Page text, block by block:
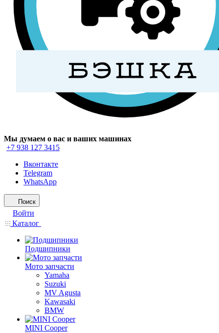
Мы думаем о вас и ваших машинах
+7 938 127 3415
Вконтакте
Telegram
WhatsApp
Поиск
Войти
Каталог
Подшипники
Мото запчасти
Yamaha
Suzuki
MV Agusta
Kawasaki
BMW
MINI Cooper